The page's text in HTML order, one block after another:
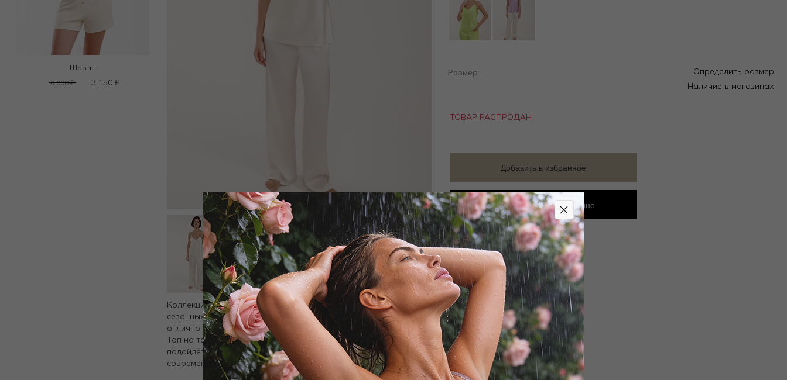
Шорты
6 000₽ 3 150 ₽
Коллекция домашней одежды из натурального шелка в
сезонных оттенках. Благодаря идеальному крою модели
отлично сидят на фигуре и делают образ элегантным.
Топ на тонких бретелях полуприлегающего силуэта идеально
подойдёт на любую фигуру и будет незаменимой вещью в
современном гардеробе.
Размер:
Определить размер
Наличие в магазинах
ТОВАР РАСПРОДАН
Добавить в избранное
Забронировать в магазине